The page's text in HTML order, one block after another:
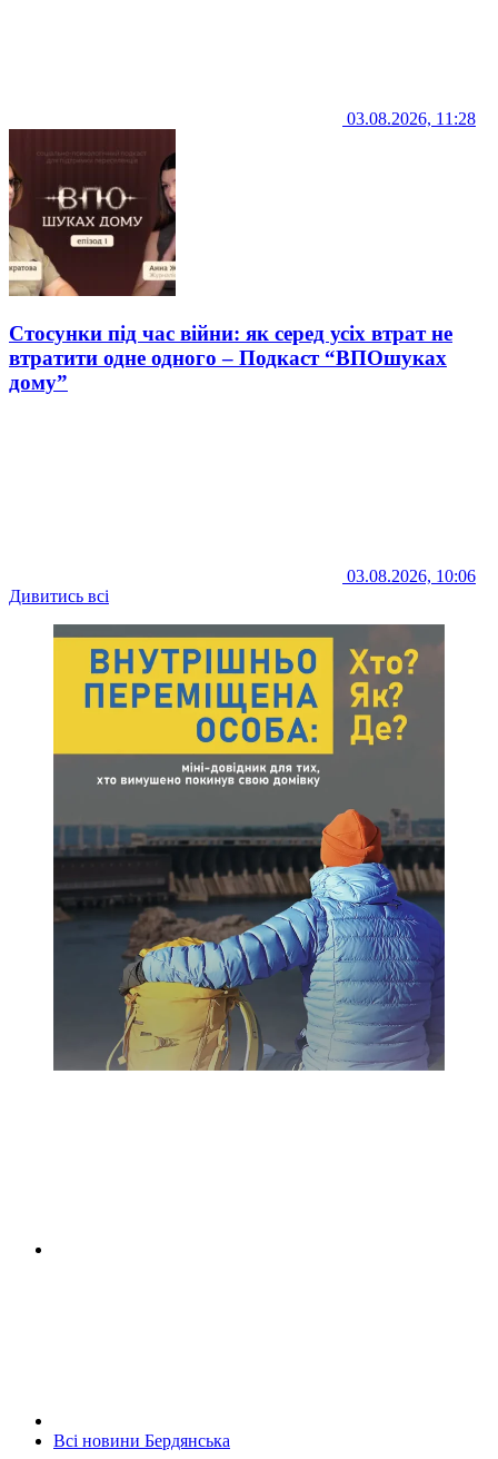
03.08.2026, 11:28
Стосунки під час війни: як серед усіх втрат не
втратити одне одного – Подкаст “ВПОшуках
дому”
03.08.2026, 10:06
Дивитись всі
Всі новини Бердянська